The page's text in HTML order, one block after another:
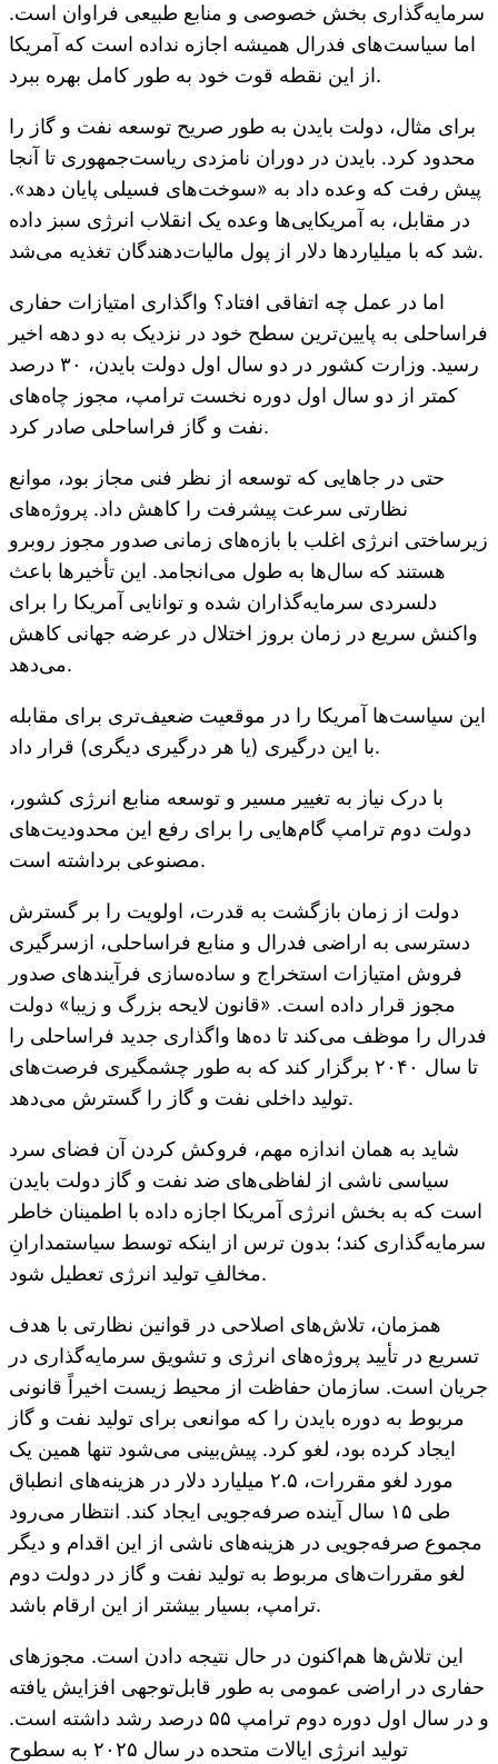
سرمایه‌گذاری بخش خصوصی و منابع طبیعی فراوان است.
اما سیاست‌های فدرال همیشه اجازه نداده است که آمریکا
از این نقطه قوت خود به طور کامل بهره ببرد.
برای مثال، دولت بایدن به طور صریح توسعه نفت و گاز را
محدود کرد. بایدن در دوران نامزدی ریاست‌جمهوری تا آنجا
پیش رفت که وعده داد به «سوخت‌های فسیلی پایان دهد».
در مقابل، به آمریکایی‌ها وعده یک انقلاب انرژی سبز داده
شد که با میلیاردها دلار از پول مالیات‌دهندگان تغذیه می‌شد.
اما در عمل چه اتفاقی افتاد؟ واگذاری امتیازات حفاری
فراساحلی به پایین‌ترین سطح خود در نزدیک به دو دهه اخیر
رسید. وزارت کشور در دو سال اول دولت بایدن، ۳۰ درصد
کمتر از دو سال اول دوره نخست ترامپ، مجوز چاه‌های
نفت و گاز فراساحلی صادر کرد.
حتی در جاهایی که توسعه از نظر فنی مجاز بود، موانع
نظارتی سرعت پیشرفت را کاهش داد. پروژه‌های
زیرساختی انرژی اغلب با بازه‌های زمانی صدور مجوز روبرو
هستند که سال‌ها به طول می‌انجامد. این تأخیرها باعث
دلسردی سرمایه‌گذاران شده و توانایی آمریکا را برای
واکنش سریع در زمان بروز اختلال در عرضه جهانی کاهش
می‌دهد.
این سیاست‌ها آمریکا را در موقعیت ضعیف‌تری برای مقابله
با این درگیری (یا هر درگیری دیگری) قرار داد.
با درک نیاز به تغییر مسیر و توسعه منابع انرژی کشور،
دولت دوم ترامپ گام‌هایی را برای رفع این محدودیت‌های
مصنوعی برداشته است.
دولت از زمان بازگشت به قدرت، اولویت را بر گسترش
دسترسی به اراضی فدرال و منابع فراساحلی، ازسرگیری
فروش امتیازات استخراج و ساده‌سازی فرآیندهای صدور
مجوز قرار داده است. «قانون لایحه بزرگ و زیبا» دولت
فدرال را موظف می‌کند تا ده‌ها واگذاری جدید فراساحلی را
تا سال ۲۰۴۰ برگزار کند که به طور چشمگیری فرصت‌های
تولید داخلی نفت و گاز را گسترش می‌دهد.
شاید به همان اندازه مهم، فروکش کردن آن فضای سرد
سیاسی ناشی از لفاظی‌های ضد نفت و گاز دولت بایدن
است که به بخش انرژی آمریکا اجازه داده با اطمینان خاطر
سرمایه‌گذاری کند؛ بدون ترس از اینکه توسط سیاستمدارانِ
مخالفِ تولید انرژی تعطیل شود.
همزمان، تلاش‌های اصلاحی در قوانین نظارتی با هدف
تسریع در تأیید پروژه‌های انرژی و تشویق سرمایه‌گذاری در
جریان است. سازمان حفاظت از محیط زیست اخیراً قانونی
مربوط به دوره بایدن را که موانعی برای تولید نفت و گاز
ایجاد کرده بود، لغو کرد. پیش‌بینی می‌شود تنها همین یک
مورد لغو مقررات، ۲.۵ میلیارد دلار در هزینه‌های انطباق
طی ۱۵ سال آینده صرفه‌جویی ایجاد کند. انتظار می‌رود
مجموع صرفه‌جویی در هزینه‌های ناشی از این اقدام و دیگر
لغو مقررات‌های مربوط به تولید نفت و گاز در دولت دوم
ترامپ، بسیار بیشتر از این ارقام باشد.
این تلاش‌ها هم‌اکنون در حال نتیجه دادن است. مجوزهای
حفاری در اراضی عمومی به طور قابل‌توجهی افزایش یافته
و در سال اول دوره دوم ترامپ ۵۵ درصد رشد داشته است.
تولید انرژی ایالات متحده در سال ۲۰۲۵ به سطوح